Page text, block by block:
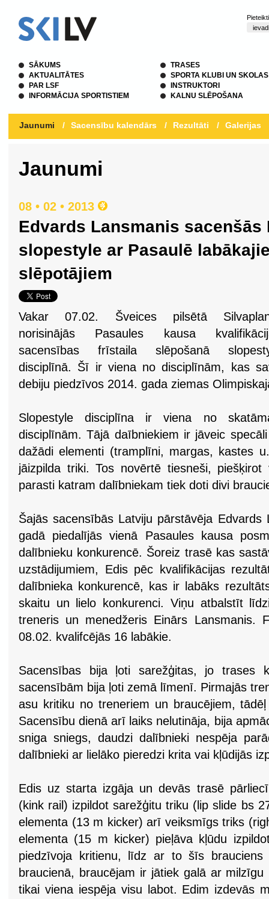
SĀKUMS
AKTUALITĀTES
PAR LSF
INFORMĀCIJA SPORTISTIEM
TRASES
SPORTA KLUBI UN SKOLAS
INSTRUKTORI
KALNU SLĒPOŠANA
Jaunumi / Sacensību kalendārs / Rezultāti / Galerijas
Jaunumi
08 • 02 • 2013
Edvards Lansmanis sacenšās
slopestyle ar Pasaulē
slēpotājiem
Vakar 07.02. Šveices pilsētā
norisinājās Pasaules kausa
sacensības frīstaila slēpošanā
disciplīnā. Šī ir viena no disciplīnām, kas
debiju piedzīvos 2014. gada ziemas
Slopestyle disciplīna ir viena no
disciplīnām. Tājā daībniekiem ir jāveic
dažādi elementi (tramplīni, margas, kastes
jāizpilda triki. Tos novērtē tiesneši,
parasti katram dalībniekam tiek doti divi
Šajās sacensībās Latviju pārstāvēja
gadā piedalījās vienā Pasaules kausa
dalībnieku konkurencē. Šoreiz trasē kas
uzstādijumiem, Edis pēc kvalifikācijas
dalībnieka konkurencē, kas ir labāks
skaitu un lielo konkurenci. Viņu atbalstīt
treneris un menedžeris Einārs Lansmanis.
08.02. kvalifcējās 16 labākie.
Sacensības bija ļoti sarežģitas, jo trases
sacensībām bija ļoti zemā līmenī. Pirmajās
asu kritiku no treneriem un braucējiem,
Sacensību dienā arī laiks nelutināja, bija
sniga sniegs, daudzi dalībnieki nespēja
dalībnieki ar lielāko pieredzi krita vai kļūdijās
Edis uz starta izgāja un devās trasē
(kink rail) izpildot sarežģitu triku (lip slide bs
elementa (13 m kicker) arī veiksmīgs triks
elementa (15 m kicker) pieļāva kļūdu
piedzīvoja kritienu, līdz ar to šīs
braucienā, braucējam ir jātiek galā ar
tikai viena iespēja visu labot. Edim izdevās